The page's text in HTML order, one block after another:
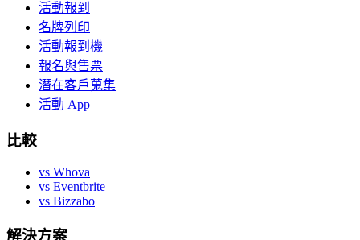
活動報到
名牌列印
活動報到機
報名與售票
潛在客戶蒐集
活動 App
比較
vs Whova
vs Eventbrite
vs Bizzabo
解決方案